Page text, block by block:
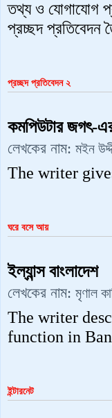
তথ্য ও যোগাযোগ
প্রচ্ছদ প্রতিবেদন
প্রচ্ছদ প্রতিবেদন ২
কমপিউটার জগৎ-
লেখকের নাম: মইন
The writer
ঘরে বসে ‍আয়
ইল্যান্স বাংলাদেশ
লেখকের নাম: মৃণাল
The writer
function in
ইন্টারনেট